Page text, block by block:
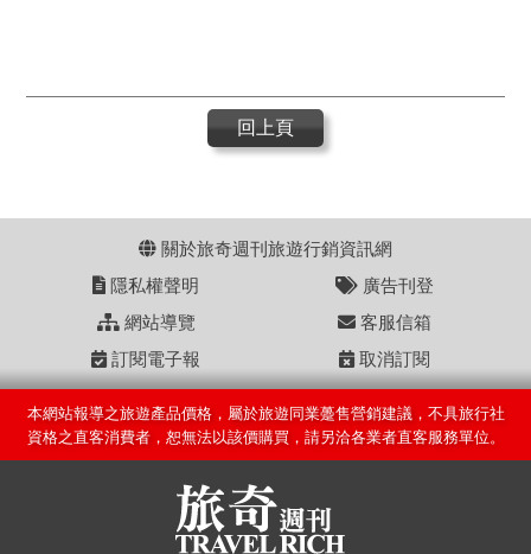
回上頁
關於旅奇週刊旅遊行銷資訊網
隱私權聲明
廣告刊登
網站導覽
客服信箱
訂閱電子報
取消訂閱
本網站報導之旅遊產品價格，屬於旅遊同業躉售營銷建議，不具旅行社
資格之直客消費者，恕無法以該價購買，請另洽各業者直客服務單位。